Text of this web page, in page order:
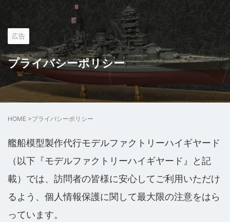
広告
プライバシーポリシー
HOME >プライバシーポリシー
艦船模型製作代行モデルファクトリーハイギヤード
（以下『モデルファクトリーハイギヤード』と記
載）では、訪問者の皆様に安心してご利用いただけ
るよう、個人情報保護に関して最大限の注意をはら
っています。